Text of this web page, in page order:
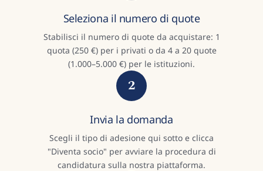
Seleziona il numero di quote
Stabilisci il numero di quote da acquistare: 1
quota (250 €) per i privati o da 4 a 20 quote
(1.000–5.000 €) per le istituzioni.
2
Invia la domanda
Scegli il tipo di adesione qui sotto e clicca
"Diventa socio" per avviare la procedura di
candidatura sulla nostra piattaforma.